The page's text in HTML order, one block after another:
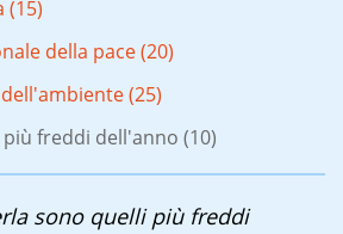
(15)
della pace (20)
(25)
freddi dell'anno (10)
sono quelli più freddi